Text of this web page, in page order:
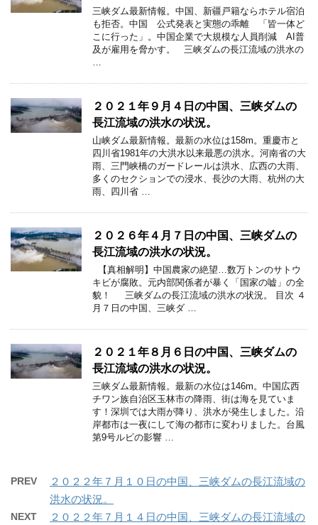
三峡ダム最新情報。中国、新疆戸籍ならホテル宿泊
も拒否。中国 公式発表と実態の乖離 「皆一体ど
こに行った」。中国企業で大規模な人員削減 AI普
及が雇用を脅かす。 三峡ダムの長江流域の洪水の
２０２１年９月４日の中国、三峡ダムの
長江流域の洪水の状況。
山峡ダム最新情報。最新の水位は158m。重慶市と
四川省1981年の大洪水以来最悪の洪水。河南省の大
雨、三門峡橋のガードレールは洪水、広西の大雨、
多くのセクションでの浸水、長沙の大雨、杭州の大
雨、四川省 …
２０２６年４月７日の中国、三峡ダムの
長江流域の洪水の状況。
【真相解明】中国農家の絶望…数万トンのサトウ
キビが腐敗。元内部関係者が暴く「国家の嘘」の全
貌！ 三峡ダムの長江流域の洪水の状況。 目次 ４
月７日の中国、三峡ダ …
２０２１年８月６日の中国、三峡ダムの
長江流域の洪水の状況。
三峡ダム最新情報。最新の水位は146m。中国広西
チワン族自治区玉林市の降雨、街は海を見ていま
す！深圳では大雨が降り、洪水が発生しました。沿
岸都市は一夜にして海の都市に変わりました。台風
第9号ルビの影響 …
PREV
２０２２年７月１０日の中国、三峡ダムの長江流域の
洪水の状況。
NEXT
２０２２年７月１４日の中国、三峡ダムの長江流域の